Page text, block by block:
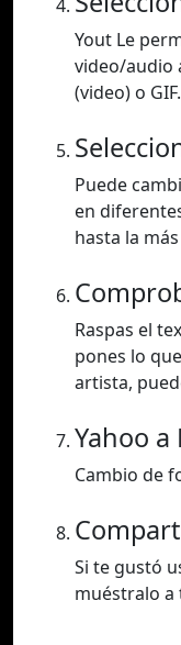
Yout Le
video/audio
(video) o
Puede
en
hasta la
Raspas el
pones lo
artista,
Yahoo a
Cambio de
Si te gustó
muéstralo a